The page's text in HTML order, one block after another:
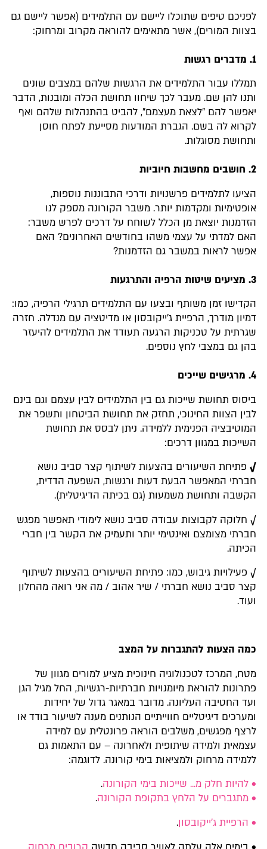
לפניכם טיפים שתוכלו ליישם עם התלמידים (אפשר ליישם גם
בצוות המורים), אשר מתאימים להוראה מקרוב ומרחוק:
1. מדברים רגשות
תמללו עבור התלמידים את הרגשות שלהם במצבים שונים
ותנו להן שם. מעבר לכך שיחוו תחושת הכלה ומובנות, הדבר
יאפשר להם "לצאת מעצמם", להביט בהתנהלות שלהם ואף
לקרוא לה בשם. הגברת המודעות מסייעת לפתח חוסן
ותחושת מסוגלות.
2. חושבים מחשבות חיוביות
הציעו לתלמידים פרשנויות ודרכי התבוננות נוספות,
אופטימיות ומקדמות יותר. משבר הקורונה מספק לנו
הזדמנות יוצאת מן הכלל לשוחח על דרכים לפרש משבר:
האם למדתי על עצמי משהו בחודשים האחרונים? האם
אפשר לראות במשבר גם הזדמנות?
3. מציעים שיטות הרפיה והתרגעות
הקדישו זמן משותף ובצעו עם התלמידים תרגילי הרפיה, כמו:
דמיון מודרך, הרפיית ג'ייקובסון או מדיטציה עם מנדלה. חזרה
שגרתית על טכניקות הרגעה תעודד את התלמידים להיעזר
בהן גם במצבי לחץ נוספים.
4. מרגישים שייכים
ביסוס תחושת שייכות גם בין התלמידים לבין עצמם וגם בינם
לבין הצוות החינוכי, תחזק את תחושת הביטחון ותשפר את
המוטיבציה הפנימית ללמידה. ניתן לבסס את תחושת
השייכות במגוון דרכים:
√פתיחת השיעורים בהצעות לשיתוף קצר סביב נושא
חברתי המאפשר הבעת דעות ורגשות, השפעה הדדית,
הקשבה ותחושת משמעות (גם בכיתה הדיגיטלית).
√ חלוקה לקבוצות עבודה סביב נושא לימודי תאפשר מפגש
חברתי מצומצם ואינטימי יותר ותעמיק את הקשר בין חברי
הכיתה.
√ פעילויות גיבוש, כמו: פתיחת השיעורים בהצעות לשיתוף
קצר סביב נושא חברתי / שיר אהוב / מה אני רואה מהחלון
ועוד.
כמה הצעות להתגברות על המצב
מטח, המרכז לטכנולוגיה חינוכית מציע למורים מגוון של
פתרונות להוראת מיומנויות חברתיות-רגשיות, החל מגיל הגן
ועד החטיבה העליונה. מדובר במאגר גדול של יחידות
ומערכים דיגיטליים חווייתיים הנותנים מענה לשיעור בודד או
לרצף מפגשים, משלבים הוראה פרונטלית עם למידה
עצמאית ולמידה שיתופית ולאחרונה – עם התאמות גם
ללמידה מרחוק ולמציאות בימי קורונה. לדוגמה:
• להיות חלק מ... שייכות בימי הקורונה.
• מתגברים על הלחץ בתקופת הקורונה.
• הרפיית ג'ייקובסון.